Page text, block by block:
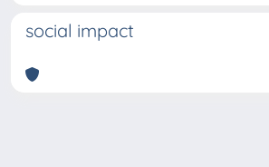
social impact